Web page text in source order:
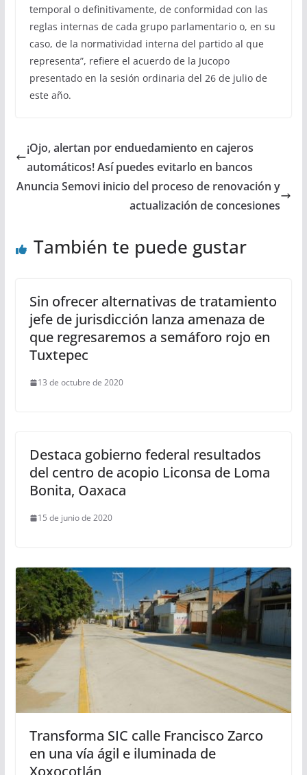
temporal o definitivamente, de conformidad con las
reglas internas de cada grupo parlamentario o, en su
caso, de la normatividad interna del partido al que
representa”, refiere el acuerdo de la Jucopo
presentado en la sesión ordinaria del 26 de julio de
este año.
¡Ojo, alertan por enduedamiento en cajeros
automáticos! Así puedes evitarlo en bancos
Anuncia Semovi inicio del proceso de renovación y
actualización de concesiones
También te puede gustar
Sin ofrecer alternativas de tratamiento
jefe de jurisdicción lanza amenaza de
que regresaremos a semáforo rojo en
Tuxtepec
13 de octubre de 2020
Destaca gobierno federal resultados
del centro de acopio Liconsa de Loma
Bonita, Oaxaca
15 de junio de 2020
Transforma SIC calle Francisco Zarco
en una vía ágil e iluminada de
Xoxocotlán